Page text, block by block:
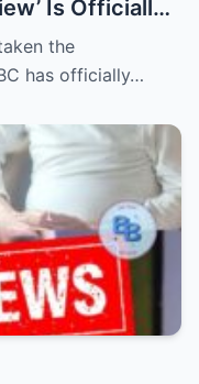
Is Officially
Reveal
Ratings
the
has officially…